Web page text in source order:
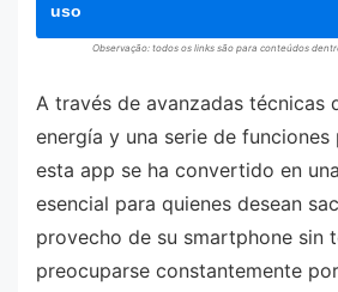
uso
Observação: todos os links são para conteúdos
A través de avanzadas técnicas
energía y una serie de funciones
esta app se ha convertido en
esencial para quienes desean
provecho de su smartphone sin
preocuparse constantemente